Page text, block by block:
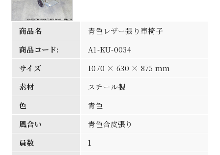
商品名
青色レザー張り車椅子
商品コード:
A1-KU-0034
サイズ
1070 × 630 × 875 mm
素材
スチール製
色
青色
風合い
青色合皮張り
員数
1